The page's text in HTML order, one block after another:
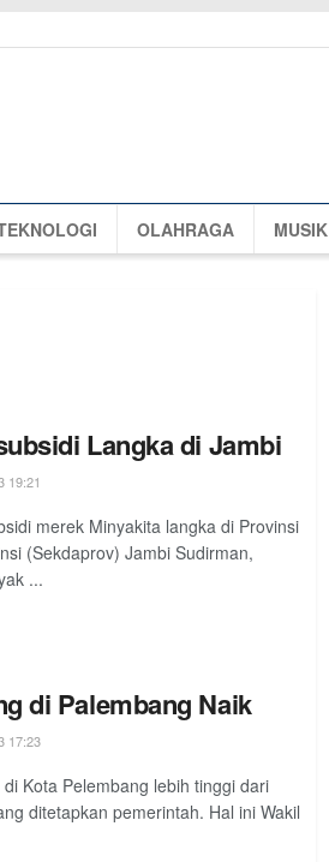
OLAHRAGA MUSIK
Langka di Jambi
19:21
merek Minyakita langka di Provinsi
(Sekdaprov) Jambi Sudirman,
...
di Palembang Naik
17:23
Kota Pelembang lebih tinggi dari
ditetapkan pemerintah. Hal ini Wakil